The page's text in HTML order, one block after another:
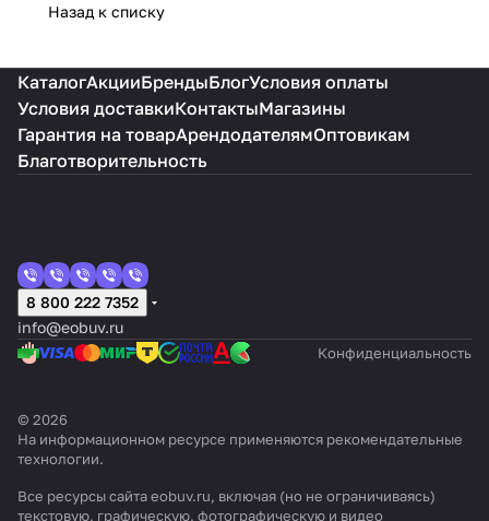
Назад к списку
КаталогАкцииБрендыБлогУсловия оплаты
Условия доставкиКонтактыМагазины
Гарантия на товарАрендодателямОптовикам
Благотворительность
8 800 222 7352
info@eobuv.ru
Конфиденциальность
© 2026
На информационном ресурсе применяются рекомендательные
технологии.
Все ресурсы сайта eobuv.ru, включая (но не ограничиваясь)
текстовую, графическую, фотографическую и видео